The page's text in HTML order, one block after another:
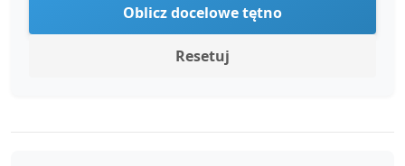
Oblicz docelowe tętno
Resetuj